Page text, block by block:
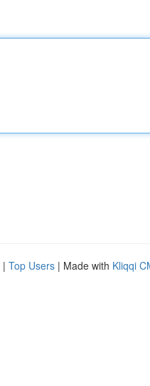
| Top Users | Made with Kliqqi